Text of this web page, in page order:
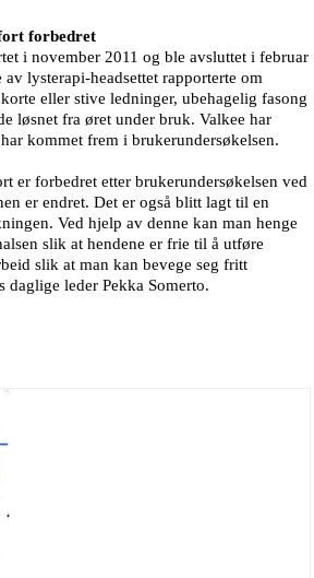
forbedret
i november 2011 og ble avsluttet i februar
lysterapi-headsettet rapporterte om
eller stive ledninger, ubehagelig fasong
løsnet fra øret under bruk. Valkee har
kommet frem i brukerundersøkelsen.
er forbedret etter brukerundersøkelsen ved
er endret. Det er også blitt lagt til en
Ved hjelp av denne kan man henge
slik at hendene er frie til å utføre
slik at man kan bevege seg fritt
leder Pekka Somerto.